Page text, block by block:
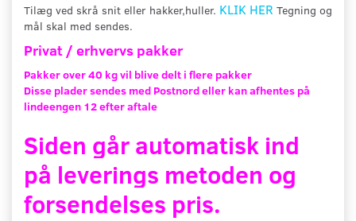
Tilæg ved skrå snit eller hakker,huller. KLIK HER Tegning og
mål skal med sendes.
Privat / erhvervs pakker
Pakker over 40 kg vil blive delt i flere pakker
Disse plader sendes med Postnord eller kan afhentes på
lindeengen 12 efter aftale
Siden går automatisk ind
på leverings metoden og
forsendelses pris.